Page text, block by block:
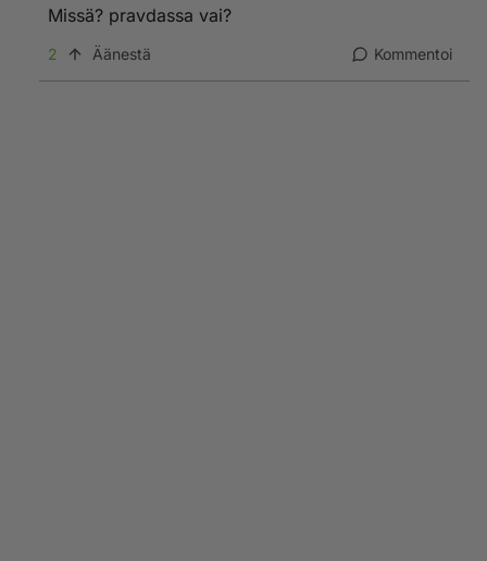
Missä? pravdassa vai?
2 Äänestä Kommentoi